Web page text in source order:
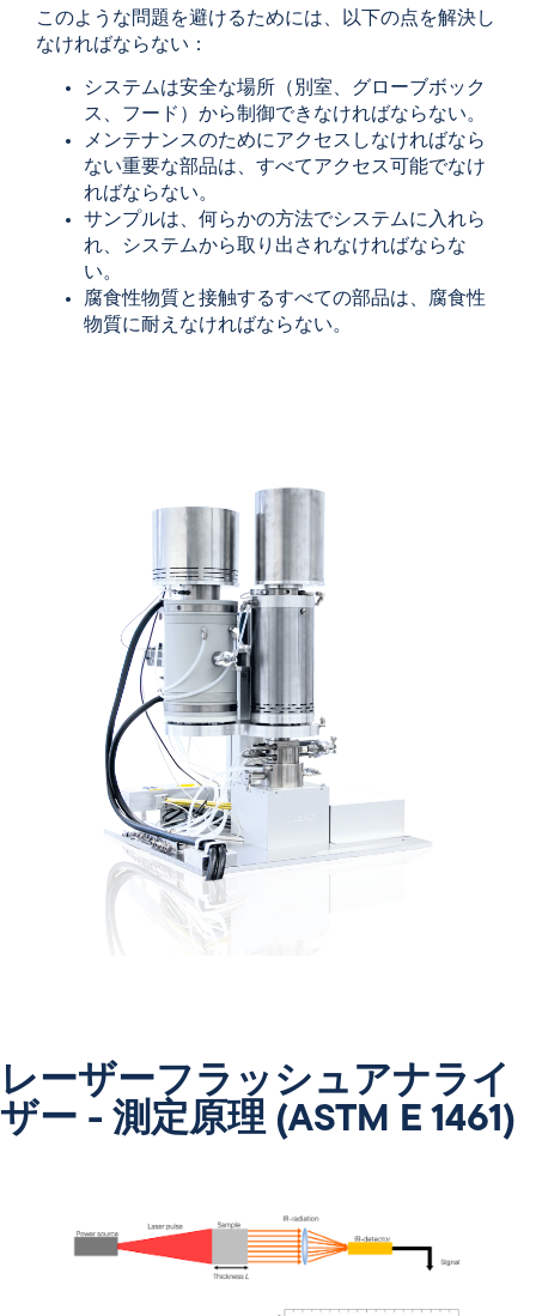
このような問題を避けるためには、以下の点を解決し
なければならない：
システムは安全な場所（別室、グローブボック
ス、フード）から制御できなければならない。
メンテナンスのためにアクセスしなければなら
ない重要な部品は、すべてアクセス可能でなけ
ればならない。
サンプルは、何らかの方法でシステムに入れら
れ、システムから取り出されなければならな
い。
腐食性物質と接触するすべての部品は、腐食性
物質に耐えなければならない。
レーザーフラッシュアナライ
ザー - 測定原理 (ASTM E 1461)